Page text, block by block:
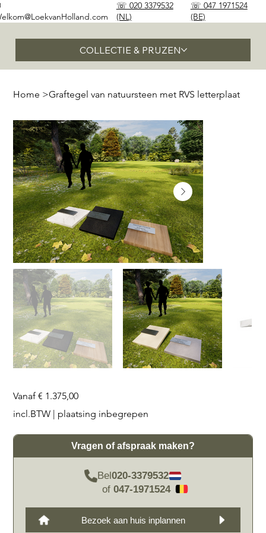
COLLECTIE & PRIJZEN
☏ 020 3379532
(NL)
☏ 047 1971524
(BE)
Home >Graftegel van natuursteen met RVS letterplaat
Vanaf Prijs
€ 1.375,00
incl.BTW
plaatsing inbegrepen
Vragen of afspraak maken?
Bel020-3379532
of 047-1971524
Bezoek aan huis inplannen